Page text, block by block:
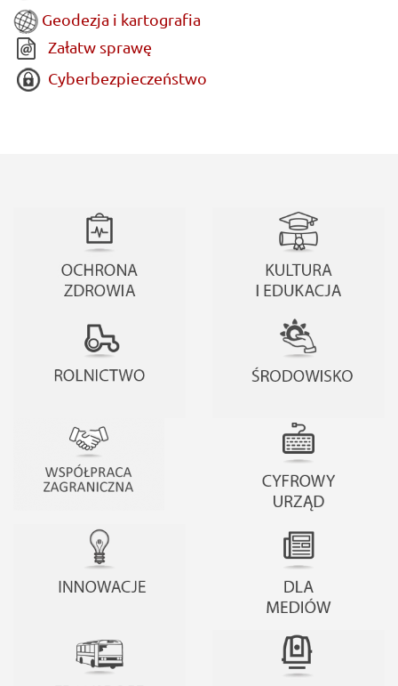
Geodezja i kartografia
Załatw sprawę
Cyberbezpieczeństwo